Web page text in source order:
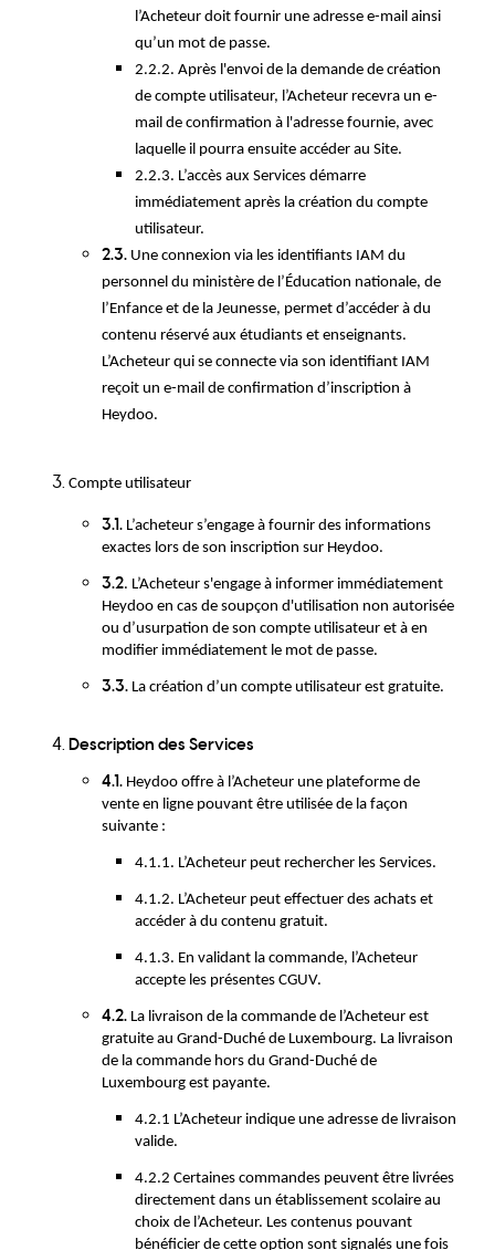
l’Acheteur doit fournir une adresse e-mail ainsi
qu’un mot de passe.
2.2.2. Après l'envoi de la demande de création
de compte utilisateur, l’Acheteur recevra un e-
mail de confirmation à l'adresse fournie, avec
laquelle il pourra ensuite accéder au Site.
2.2.3. L’accès aux Services démarre
immédiatement après la création du compte
utilisateur.
2.3. Une connexion via les identifiants IAM du
personnel du ministère de l’Éducation nationale, de
l’Enfance et de la Jeunesse, permet d’accéder à du
contenu réservé aux étudiants et enseignants.
L’Acheteur qui se connecte via son identifiant IAM
reçoit un e-mail de confirmation d’inscription à
Heydoo.
Compte utilisateur
3.1. L’acheteur s’engage à fournir des informations
exactes lors de son inscription sur Heydoo.
3.2. L’Acheteur s'engage à informer immédiatement
Heydoo en cas de soupçon d'utilisation non autorisée
ou d’usurpation de son compte utilisateur et à en
modifier immédiatement le mot de passe.
3.3. La création d’un compte utilisateur est gratuite.
Description des Services
4.1. Heydoo offre à l’Acheteur une plateforme de
vente en ligne pouvant être utilisée de la façon
suivante :
4.1.1. L’Acheteur peut rechercher les Services.
4.1.2. L’Acheteur peut effectuer des achats et
accéder à du contenu gratuit.
4.1.3. En validant la commande, l’Acheteur
accepte les présentes CGUV.
4.2. La livraison de la commande de l’Acheteur est
gratuite au Grand-Duché de Luxembourg. La livraison
de la commande hors du Grand-Duché de
Luxembourg est payante.
4.2.1 L’Acheteur indique une adresse de livraison
valide.
4.2.2 Certaines commandes peuvent être livrées
directement dans un établissement scolaire au
choix de l’Acheteur. Les contenus pouvant
bénéficier de cette option sont signalés une fois